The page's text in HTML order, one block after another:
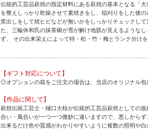
伝統的工芸品萩焼の指定材料にある萩焼の基本となる「
を整えしっかり乾燥させて素焼きをし、稲刈りをした後
窯出しをして焼ヒビなどが無いかをしっかりチェックし
た、三輪休和氏の抹茶碗が雪が解け地肌が見えるような
ず、 その出来栄えによって特・松・竹・梅とランク分け
【ギフト対応について】
◎オプションの箱をご注文の場合は、当店のオリジナル
【作品に関して】
萩焼伝統工芸士・樋口大桂が伝統的工芸品萩焼としての
合い・風合いが一つ一つ微妙に違いますので、悪しからず
出来るだけ色や質感がわかりやすいように複数の照明や